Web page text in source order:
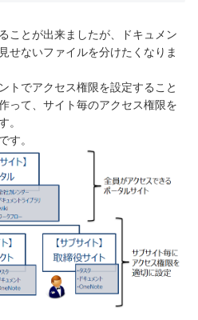
ことが出来ましたが、ドキュメン
せないファイルを分けたくなりま
トでアクセス権限を設定すること
って、サイト毎のアクセス権限を
。
す。